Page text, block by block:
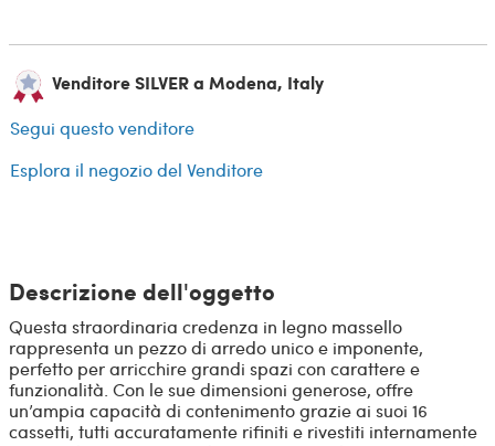
Venditore SILVER a Modena, Italy
Segui questo venditore
Esplora il negozio del Venditore
Descrizione dell'oggetto
Questa straordinaria credenza in legno massello
rappresenta un pezzo di arredo unico e imponente,
perfetto per arricchire grandi spazi con carattere e
funzionalità. Con le sue dimensioni generose, offre
un’ampia capacità di contenimento grazie ai suoi 16
cassetti, tutti accuratamente rifiniti e rivestiti internamente